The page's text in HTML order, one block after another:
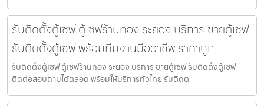
รับติดตั้งตู้เซฟ ตู้เซฟร้านทอง ระยอง บริการ ขายตู้เซฟ
รับติดตั้งตู้เซฟ พร้อมทีมงานมืออาชีพ ราคาถูก
รับติดตั้งตู้เซฟ ตู้เซฟร้านทอง ระยอง บริการ ขายตู้เซฟ รับติดตั้งตู้เซฟ
ติดต่อสอบถามได้ตลอด พร้อมให้บริการทั่วไทย รับติดต